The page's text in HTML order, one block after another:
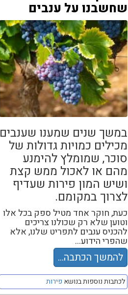
שחשבנו על ענבים
במשך שנים שמענו שענבים
מכילים כמויות גדולות של
סוכר, שמומלץ להימנע
מהם או לאכול ממש קצת
ושיש המון פירות שעדיף
לצרוך במקומם.
כעת, חוקר אחד מטיל ספק בכל אלו
וטוען שלא רק שכולנו צריכים
להכניס ענבים לתפריט שלנו, אלא
שהפרי הידוע...
להמשך הכתבה...
לכתבות נוספות בנושא פירות